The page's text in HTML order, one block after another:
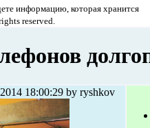
информацию, которая хранится
reserved.
18:00:29 by ryshkov